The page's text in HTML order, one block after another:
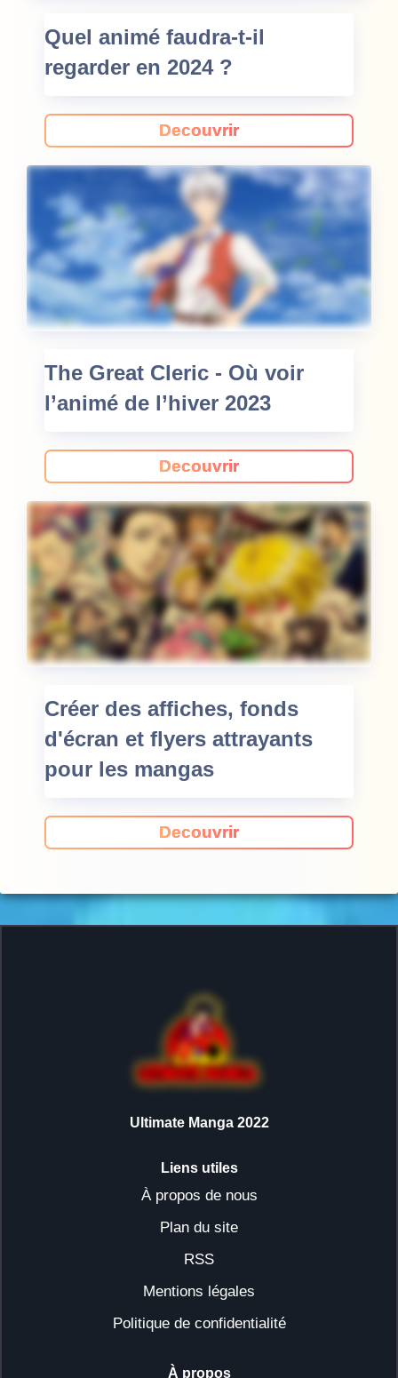
Quel animé faudra-t-il
regarder en 2024 ?
Decouvrir
The Great Cleric - Où voir
l’animé de l’hiver 2023
Decouvrir
Créer des affiches, fonds
d'écran et flyers attrayants
pour les mangas
Decouvrir
Ultimate Manga 2022
Liens utiles
À propos de nous
Plan du site
RSS
Mentions légales
Politique de confidentialité
À propos